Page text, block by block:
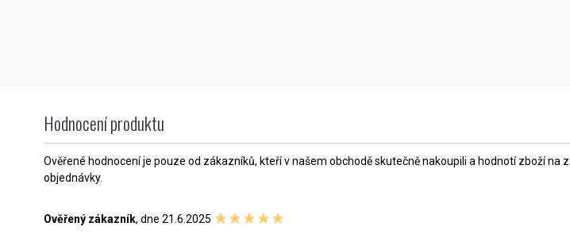
Hodnocení produktu
Ověřené hodnocení je pouze od zákazníků, kteří v našem obchodě skutečně nakoupili a hodnotí zboží
objednávky.
Ověřený zákazník, dne 21.6.2025